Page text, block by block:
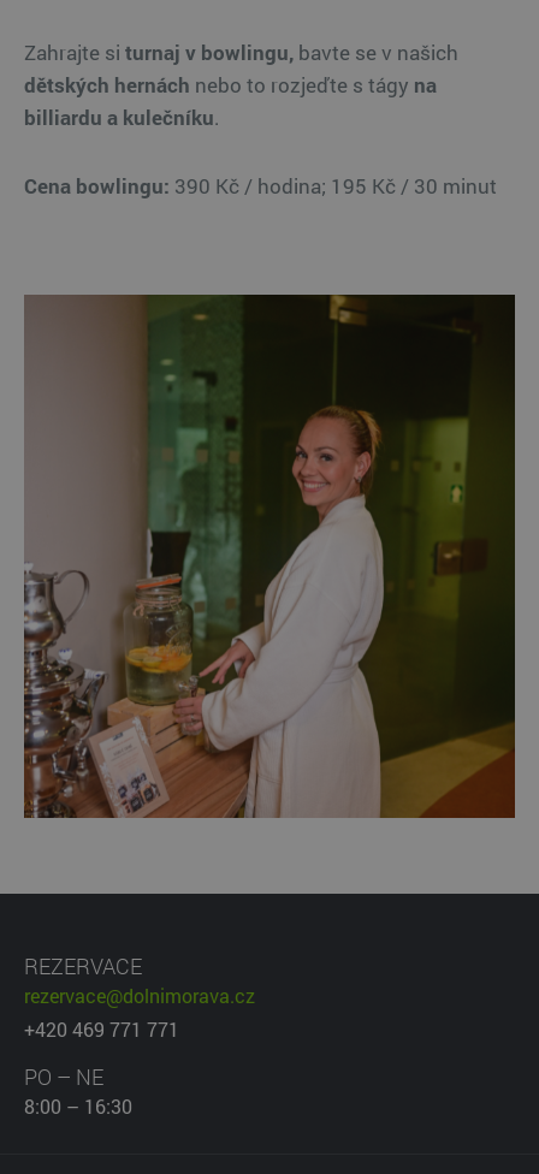
Zahrajte si turnaj v bowlingu, bavte se v našich
dětských hernách nebo to rozjeďte s tágy na
billiardu a kulečníku.
Cena bowlingu: 390 Kč / hodina; 195 Kč / 30 minut
REZERVACE
rezervace@dolnimorava.cz
+420 469 771 771
PO – NE
8:00 – 16:30